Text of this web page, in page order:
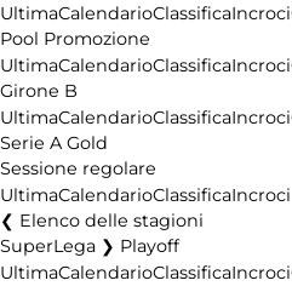
UltimaCalendarioClassificaIncroci
Pool Promozione
UltimaCalendarioClassificaIncroci
Girone B
UltimaCalendarioClassificaIncroci
Serie A Gold
Sessione regolare
UltimaCalendarioClassificaIncroci
Elenco delle stagioni
SuperLega ❯ Playoff
UltimaCalendarioClassificaIncroci